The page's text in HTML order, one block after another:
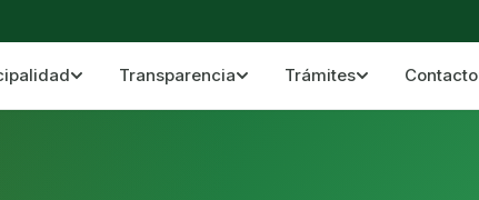
Cantón Mera · Pastaza · Llanganates y Amazonía ecuatoriana
Transparencia Trámites Contacto